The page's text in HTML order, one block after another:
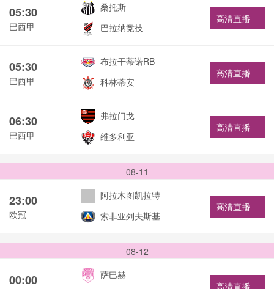
05:30
巴西甲
桑托斯
巴拉纳竞技
高清直播
05:30
巴西甲
布拉干蒂诺RB
科林蒂安
高清直播
06:30
巴西甲
弗拉门戈
维多利亚
高清直播
08-11
23:00
欧冠
阿拉木图凯拉特
索非亚列夫斯基
高清直播
08-12
00:00
萨巴赫
高清直播